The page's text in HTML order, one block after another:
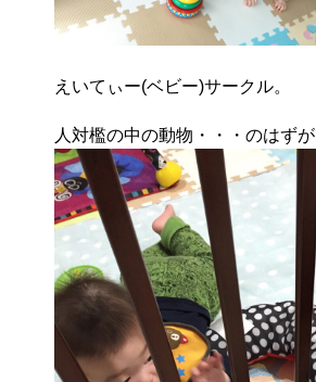
えいてぃー(ベビー)サークル。
人対檻の中の動物・・・のはずが